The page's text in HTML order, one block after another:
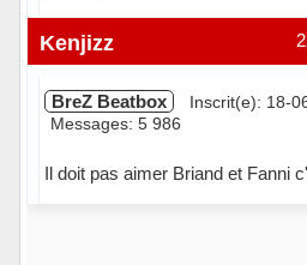
Hors ligne
Kenjizz
BreZ Beatbox
Inscrit(e): 18-
Messages: 5 986
Il doit pas aimer Briand et Fanni